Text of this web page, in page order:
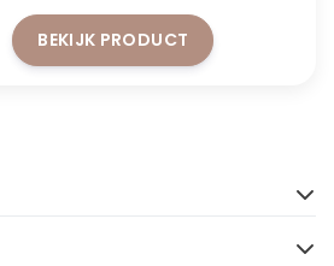
die kracht en finesse prachtig
weet te combineren.
BEKIJK PRODUCT